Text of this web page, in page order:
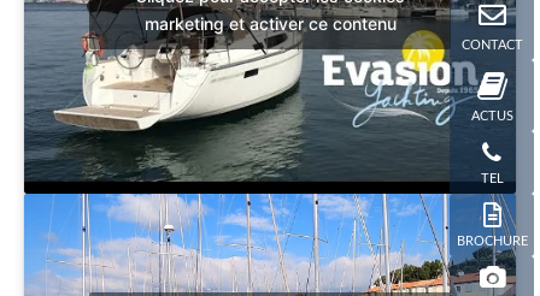
marketing et activer ce contenu
CONTACT
ACTUS
TEL
BROCHURE